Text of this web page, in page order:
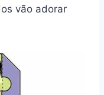
vão adorar